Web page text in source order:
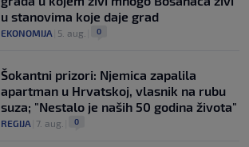
u stanovima koje daje grad
EKONOMIJA 5. aug. 0
Šokantni prizori: Njemica zapalila
apartman u Hrvatskoj, vlasnik na rubu
suza; "Nestalo je naših 50 godina života"
REGIJA 7. aug. 0